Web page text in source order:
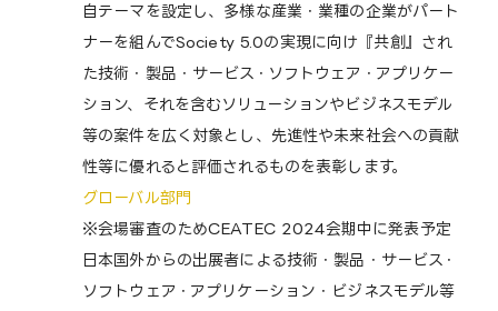
自テーマを設定し、多様な産業・業種の企業がパート
ナーを組んでSociety 5.0の実現に向け『共創』され
た技術・製品・サービス・ソフトウェア・アプリケー
ション、それを含むソリューションやビジネスモデル
等の案件を広く対象とし、先進性や未来社会への貢献
性等に優れると評価されるものを表彰します。
グローバル部門
※会場審査のためCEATEC 2024会期中に発表予定
日本国外からの出展者による技術・製品・サービス・
ソフトウェア・アプリケーション・ビジネスモデル等